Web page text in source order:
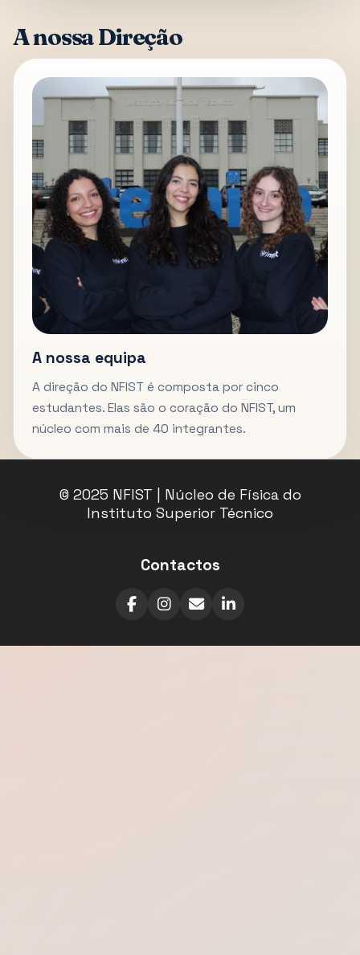
A nossa Direção
A nossa equipa
A direção do NFIST é composta por cinco
estudantes. Elas são o coração do NFIST, um
núcleo com mais de 40 integrantes.
© 2025 NFIST | Núcleo de Física do
Instituto Superior Técnico
Contactos